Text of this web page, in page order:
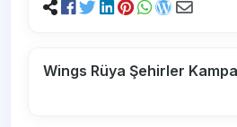
Wings Rüya Şehirler